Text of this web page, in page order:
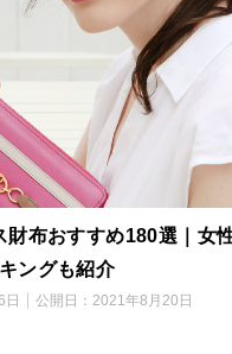
財布おすすめ180選｜女
ングも紹介
日 公開日： 2021年8月20日